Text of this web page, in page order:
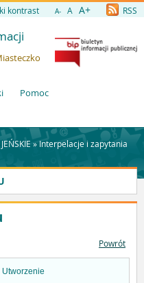
kontrast A- A A+ RSS
Pomoc
» Interpelacje i zapytania
Powrót
Utworzenie